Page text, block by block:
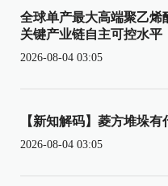
全球单产最大高端聚乙烯
关键产业链自主可控水平
2026-08-04 03:05
【新知解码】菱方堆垛有
2026-08-04 03:05